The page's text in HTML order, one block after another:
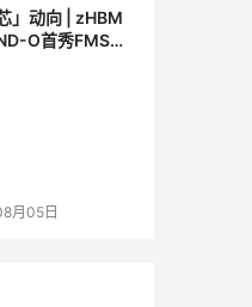
」动向 | zHBM
O首秀FMS
月05日